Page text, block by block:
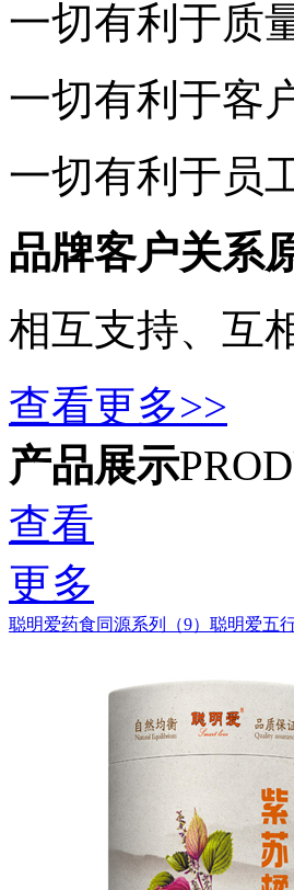
一切有利于质
一切有利于客
一切有利于员
品牌客户关系
相互支持、互
查看更多>>
产品展示
查看
更多
聪明爱药食同源系列（9） 聪明爱五